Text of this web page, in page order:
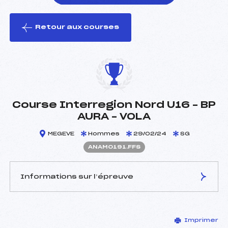
le ski
Retour aux courses
Course Interregion Nord U16 – BP
AURA – VOLA
MEGEVE Hommes 29/02/24 SG
ANAM0191.FFS
Informations sur l’épreuve
BURNET FABIEN (MB)
Imprimer